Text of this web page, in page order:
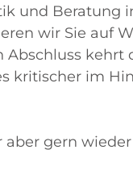
und Beratung
wir Sie auf
Abschluss kehrt
kritischer im
gern